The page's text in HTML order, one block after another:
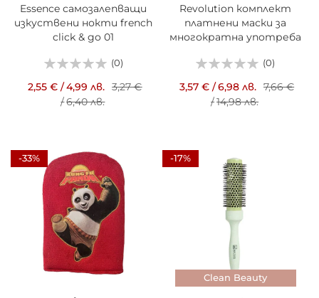
Essence самозалепващи
изкуствени нокти french
click & go 01
(0)
2,55 € /4,99 лв. 3,27 €
/6,40 лв.
Revolution комплект
платнени маски за
многократна употреба
(0)
3,57 € /6,98 лв. 7,66 €
/14,98 лв.
-33% -17%
Clean Beauty